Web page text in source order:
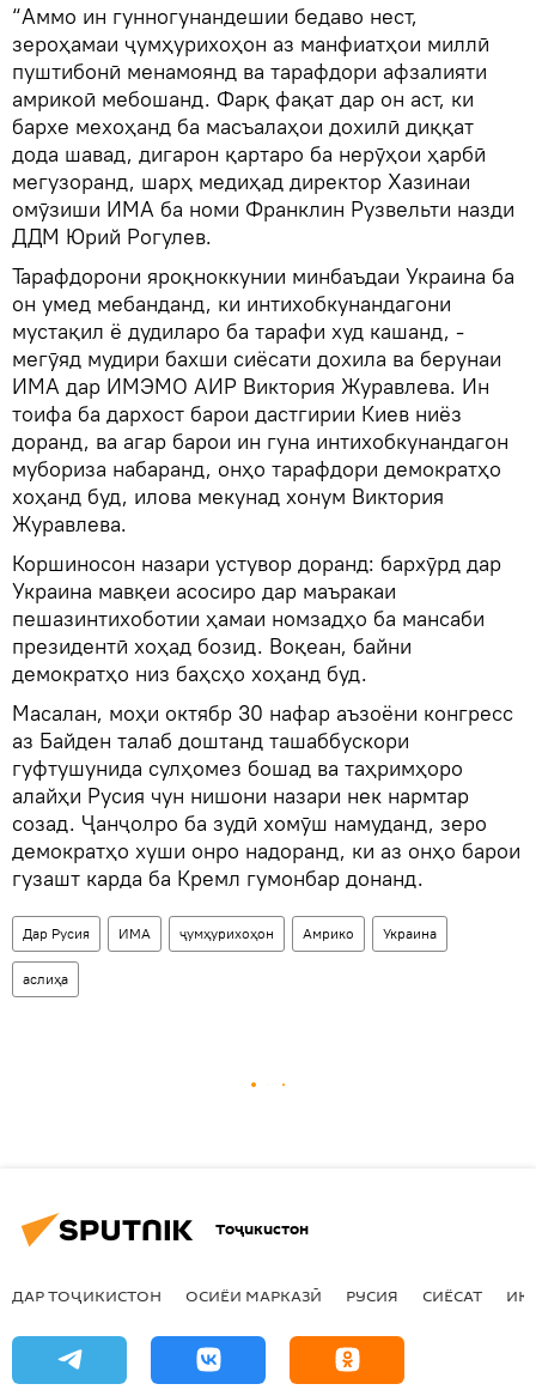
“Аммо ин гунногунандешии бедаво нест,
зероҳамаи ҷумҳурихоҳон аз манфиатҳои миллӣ
пуштибонӣ менамоянд ва тарафдори афзалияти
амрикоӣ мебошанд. Фарқ фақат дар он аст, ки
бархе мехоҳанд ба масъалаҳои дохилӣ диққат
дода шавад, дигарон қартаро ба нерӯҳои ҳарбӣ
мегузоранд, шарҳ медиҳад директор Хазинаи
омӯзиши ИМА ба номи Франклин Рузвельти назди
ДДМ Юрий Рогулев.
Тарафдорони яроқноккунии минбаъдаи Украина ба
он умед мебанданд, ки интихобкунандагони
мустақил ё дудиларо ба тарафи худ кашанд, -
мегӯяд мудири бахши сиёсати дохила ва берунаи
ИМА дар ИМЭМО АИР Виктория Журавлева. Ин
тоифа ба дархост барои дастгирии Киев ниёз
доранд, ва агар барои ин гуна интихобкунандагон
мубориза набаранд, онҳо тарафдори демократҳо
хоҳанд буд, илова мекунад хонум Виктория
Журавлева.
Коршиносон назари устувор доранд: бархӯрд дар
Украина мавқеи асосиро дар маъракаи
пешазинтихоботии ҳамаи номзадҳо ба мансаби
президентӣ хоҳад бозид. Воқеан, байни
демократҳо низ баҳсҳо хоҳанд буд.
Масалан, моҳи октябр 30 нафар аъзоёни конгресс
аз Байден талаб доштанд ташаббускори
гуфтушунида сулҳомез бошад ва таҳримҳоро
алайҳи Русия чун нишони назари нек нармтар
созад. Ҷанҷолро ба зудӣ хомӯш намуданд, зеро
демократҳо хуши онро надоранд, ки аз онҳо барои
гузашт карда ба Кремл гумонбар донанд.
Дар Русия ИМА ҷумҳурихоҳон Амрико Украина
аслиҳа
Тоҷикистон
ДАР ТОҶИКИСТОН ОСИЁИ МАРКАЗӢ РУСИЯ СИЁСАТ